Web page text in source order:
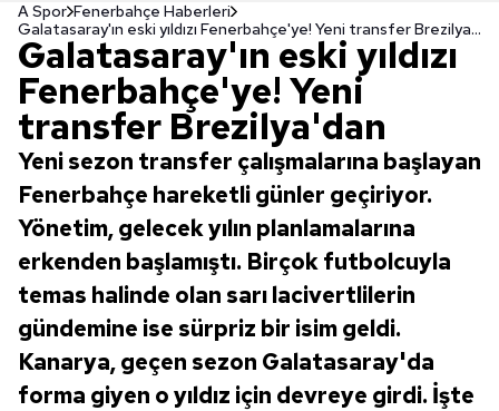
A Spor Fenerbahçe Haberleri
Galatasaray'ın eski yıldızı Fenerbahçe'ye! Yeni transfer Brezilya'dan
Galatasaray'ın eski yıldızı
Fenerbahçe'ye! Yeni
transfer Brezilya'dan
Yeni sezon transfer çalışmalarına başlayan
Fenerbahçe hareketli günler geçiriyor.
Yönetim, gelecek yılın planlamalarına
erkenden başlamıştı. Birçok futbolcuyla
temas halinde olan sarı lacivertlilerin
gündemine ise sürpriz bir isim geldi.
Kanarya, geçen sezon Galatasaray'da
forma giyen o yıldız için devreye girdi. İşte